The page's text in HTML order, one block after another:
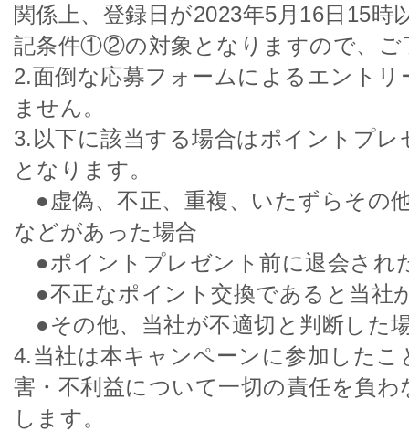
関係上、登録日が2023年5月16日15時
記条件①②の対象となりますので、ご
2.面倒な応募フォームによるエントリ
ません。
3.以下に該当する場合はポイントプレ
となります。
●虚偽、不正、重複、いたずらその
などがあった場合
●ポイントプレゼント前に退会され
●不正なポイント交換であると当社
●その他、当社が不適切と判断した
4.当社は本キャンペーンに参加したこ
害・不利益について一切の責任を負
します。